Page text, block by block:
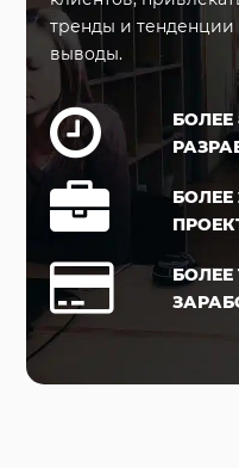
тренды и тенденции
выводы.
БОЛЕЕ
БОЛЕЕ